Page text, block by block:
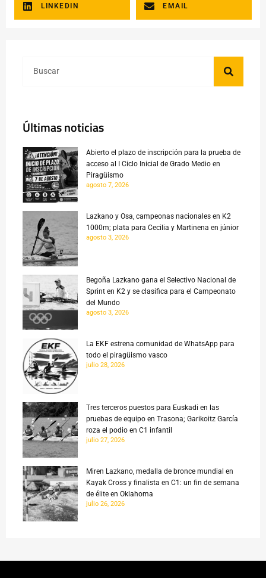
LINKEDIN EMAIL
Últimas noticias
Abierto el plazo de inscripción para la prueba de
acceso al I Ciclo Inicial de Grado Medio en
Piragüismo
agosto 7, 2026
Lazkano y Osa, campeonas nacionales en K2
1000m; plata para Cecilia y Martinena en júnior
agosto 3, 2026
Begoña Lazkano gana el Selectivo Nacional de
Sprint en K2 y se clasifica para el Campeonato
del Mundo
agosto 3, 2026
La EKF estrena comunidad de WhatsApp para
todo el piragüismo vasco
julio 28, 2026
Tres terceros puestos para Euskadi en las
pruebas de equipo en Trasona; Garikoitz García
roza el podio en C1 infantil
julio 27, 2026
Miren Lazkano, medalla de bronce mundial en
Kayak Cross y finalista en C1: un fin de semana
de élite en Oklahoma
julio 26, 2026